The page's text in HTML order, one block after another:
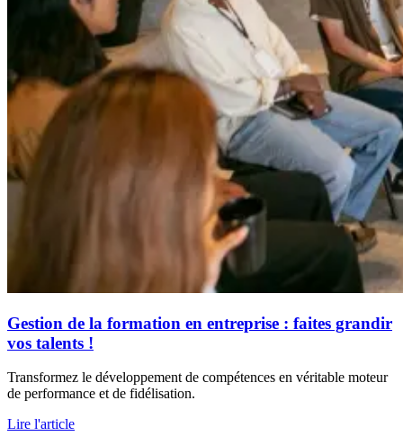
Gestion de la formation en entreprise : faites grandir
vos talents !
Transformez le développement de compétences en véritable moteur
de performance et de fidélisation.
Lire l'article